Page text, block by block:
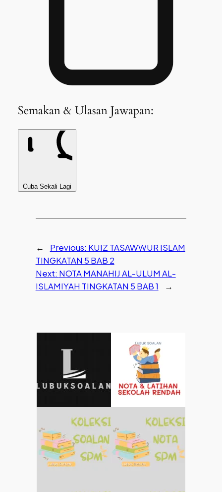
Semakan & Ulasan Jawapan:
Cuba Sekali Lagi
← Previous: KUIZ TASAWWUR ISLAM
TINGKATAN 5 BAB 2
Next: NOTA MANAHIJ AL-ULUM AL-
ISLAMIYAH TINGKATAN 5 BAB 1
→